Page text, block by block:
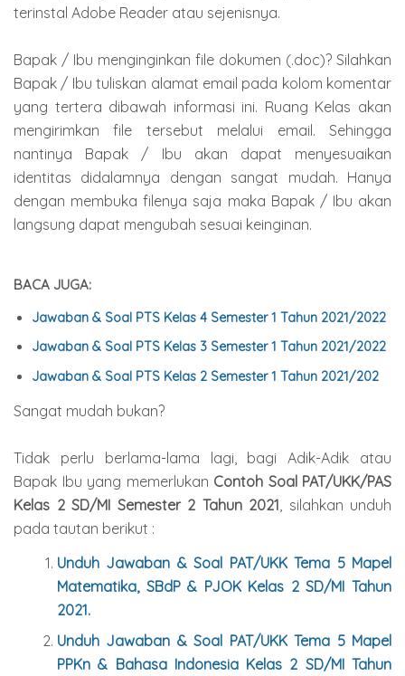
terinstal Adobe Reader atau sejenisnya.
Bapak / Ibu menginginkan file dokumen (.doc)? Silahkan
Bapak / Ibu tuliskan alamat email pada kolom komentar
yang tertera dibawah informasi ini. Ruang Kelas akan
mengirimkan file tersebut melalui email. Sehingga
nantinya Bapak / Ibu akan dapat menyesuaikan
identitas didalamnya dengan sangat mudah. Hanya
dengan membuka filenya saja maka Bapak / Ibu akan
langsung dapat mengubah sesuai keinginan.
BACA JUGA:
Jawaban & Soal PTS Kelas 4 Semester 1 Tahun 2021/2022
Jawaban & Soal PTS Kelas 3 Semester 1 Tahun 2021/2022
Jawaban & Soal PTS Kelas 2 Semester 1 Tahun 2021/202
Sangat mudah bukan?
Tidak perlu berlama-lama lagi, bagi Adik-Adik atau
Bapak Ibu yang memerlukan Contoh Soal PAT/UKK/PAS
Kelas 2 SD/MI Semester 2 Tahun 2021 , silahkan unduh
pada tautan berikut :
Unduh Jawaban & Soal PAT/UKK Tema 5 Mapel
Matematika, SBdP & PJOK Kelas 2 SD/MI Tahun
2021.
Unduh Jawaban & Soal PAT/UKK Tema 5 Mapel
PPKn & Bahasa Indonesia Kelas 2 SD/MI Tahun